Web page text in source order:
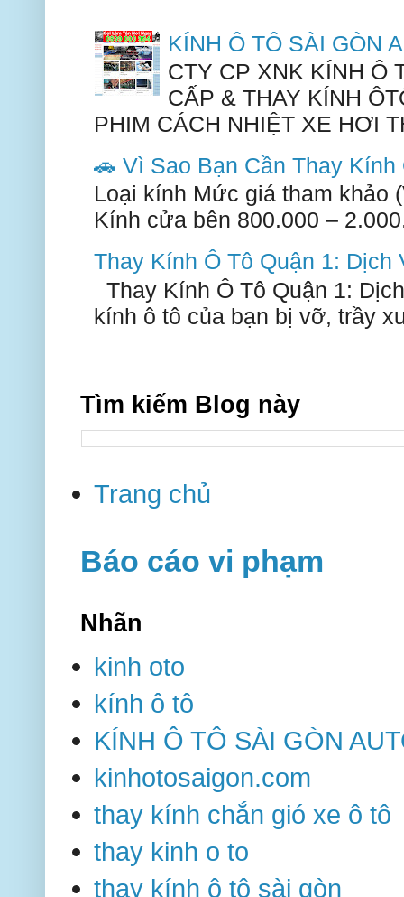
KÍNH Ô TÔ SÀI GÒN
CTY CP XNK KÍNH Ô
CẤP & THAY KÍNH
PHIM CÁCH NHIỆT XE HƠI
🚗 Vì Sao Bạn Cần Thay
Loại kính Mức giá tham khảo
Kính cửa bên 800.000 –
Thay Kính Ô Tô Quận 1:
Thay Kính Ô Tô Quận 1:
kính ô tô của bạn bị vỡ, trầy
Tìm kiếm Blog này
Trang chủ
Báo cáo vi phạm
Nhãn
kinh oto
kính ô tô
KÍNH Ô TÔ SÀI GÒN
kinhotosaigon.com
thay kính chắn gió xe ô tô
thay kinh o to
thay kính ô tô sài gòn